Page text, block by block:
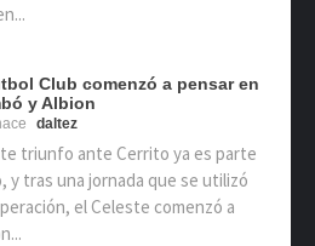
Club comenzó a pensar en
y Albion
daltez
triunfo ante Cerrito ya es parte
y tras una jornada que se utilizó
el Celeste comenzó a